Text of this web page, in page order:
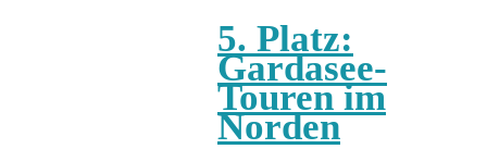
5. Platz:
Gardasee-
Touren im
Norden